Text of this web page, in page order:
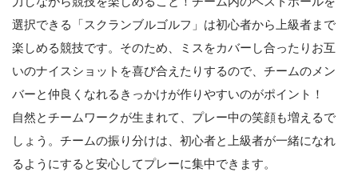
選択できる「スクランブルゴルフ」は初心者から上級者まで
楽しめる競技です。そのため、ミスをカバーし合ったりお互
いのナイスショットを喜び合えたりするので、チームのメン
バーと仲良くなれるきっかけが作りやすいのがポイント！
自然とチームワークが生まれて、プレー中の笑顔も増えるで
しょう。チームの振り分けは、初心者と上級者が一緒になれ
るようにすると安心してプレーに集中できます。